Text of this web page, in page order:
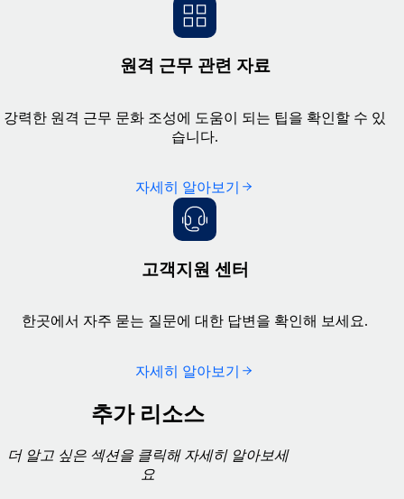
원격 근무 관련 자료
강력한 원격 근무 문화 조성에 도움이 되는 팁을 확인할 수 있
습니다.
자세히 알아보기
고객지원 센터
한곳에서 자주 묻는 질문에 대한 답변을 확인해 보세요.
자세히 알아보기
추가 리소스
더 알고 싶은 섹션을 클릭해 자세히 알아보세
요